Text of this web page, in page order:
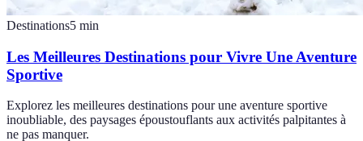
Destinations5 min
Les Meilleures Destinations pour Vivre Une Aventure
Sportive
Explorez les meilleures destinations pour une aventure sportive
inoubliable, des paysages époustouflants aux activités palpitantes à
ne pas manquer.